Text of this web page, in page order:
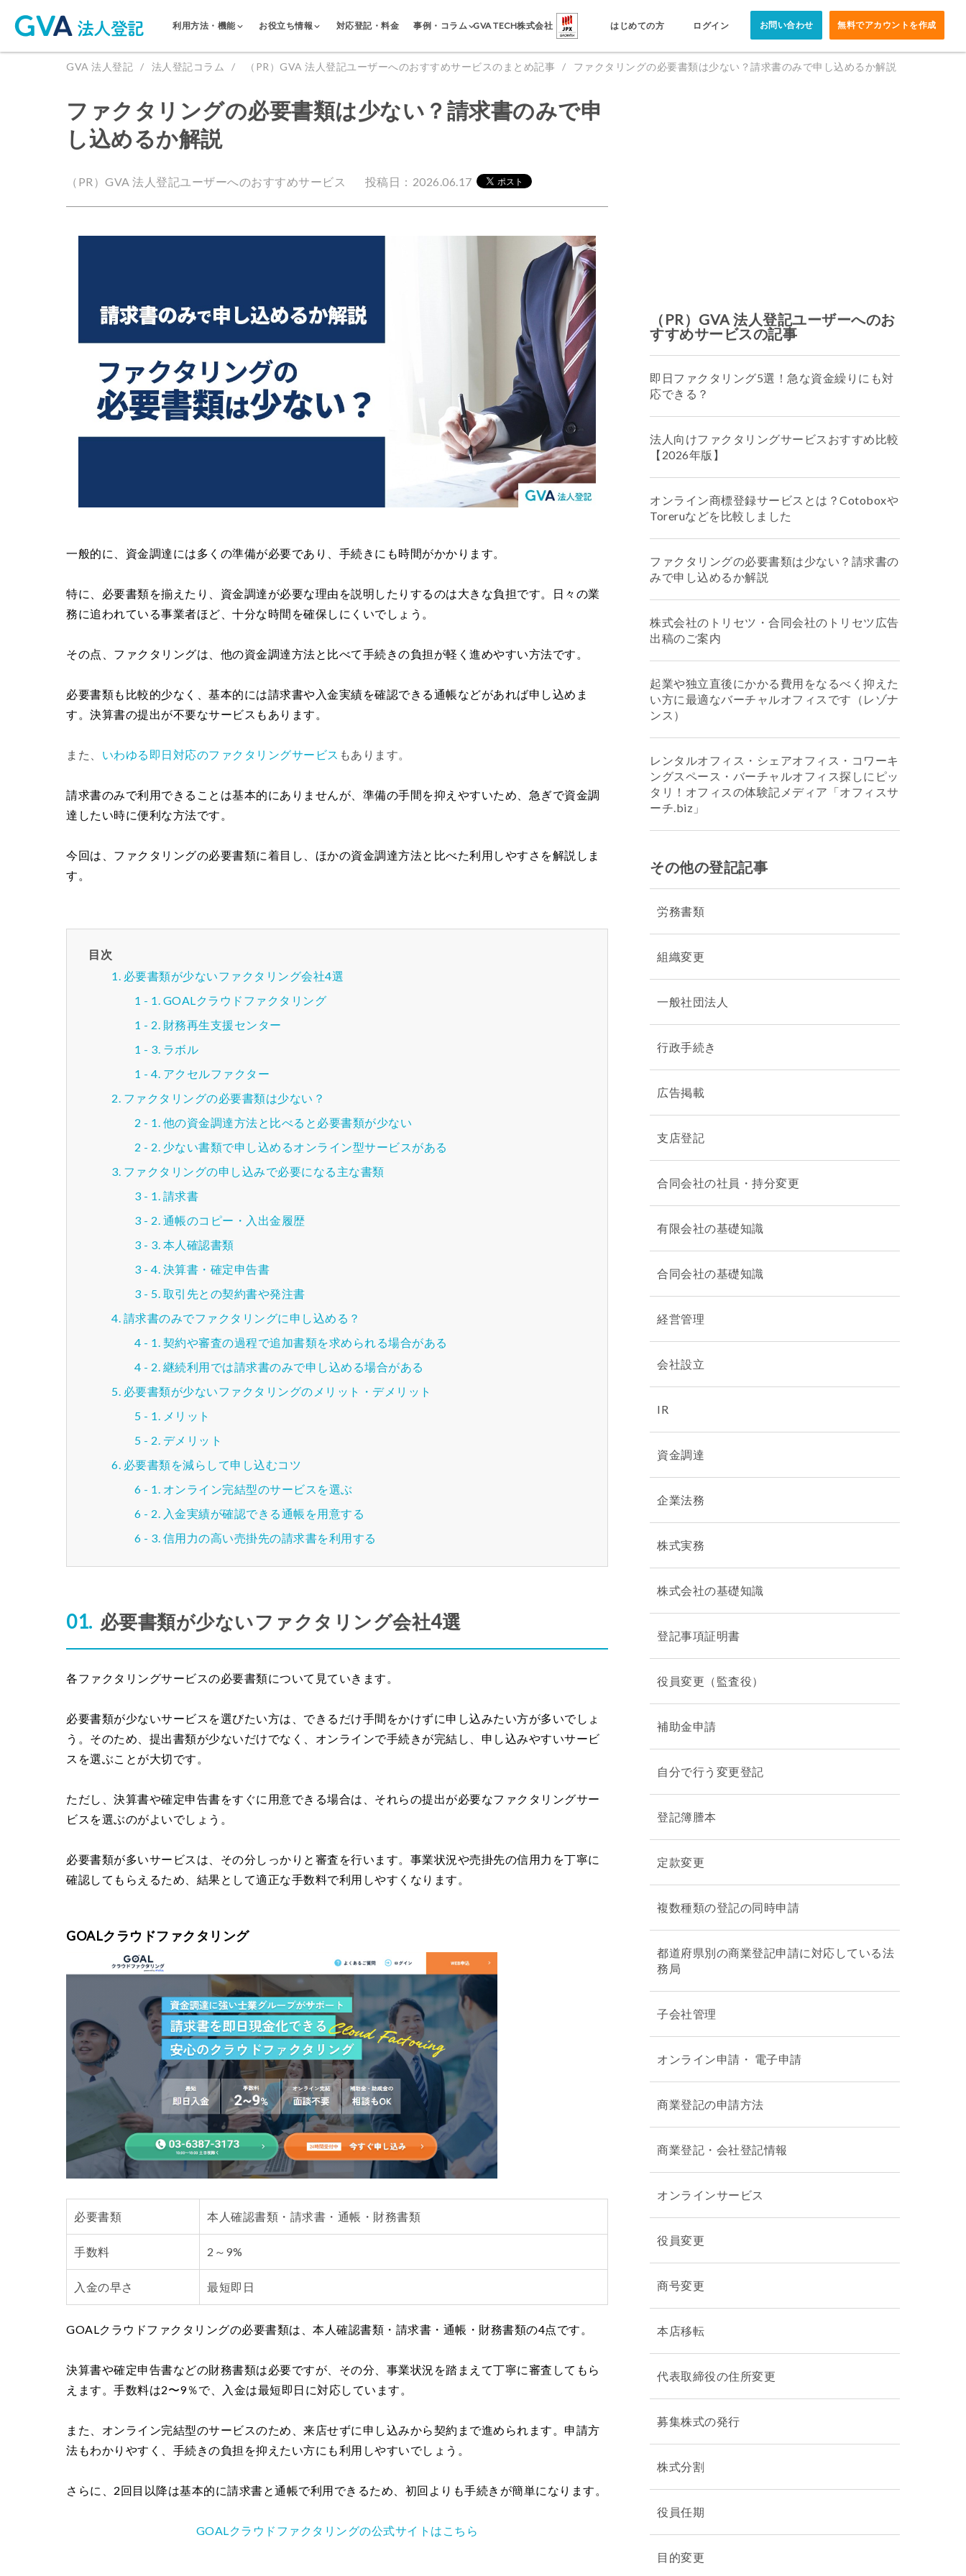
利用方法・機能 お役立ち情報 対応登記・料金 事例・コラム GVA TECH株式会社 はじめての方 ログイン お問い合わせ 無料でアカウントを作成
GVA 法人登記 法人登記コラム （PR）GVA 法人登記ユーザーへのおすすめサービスのまとめ記事 ファクタリングの必要書類は少ない？請求書のみで申し込めるか解説
ファクタリングの必要書類は少ない？請求書のみで申
し込めるか解説
（PR）GVA 法人登記ユーザーへのおすすめサービス 投稿日：2026.06.17
一般的に、資金調達には多くの準備が必要であり、手続きにも時間がかかります。
特に、必要書類を揃えたり、資金調達が必要な理由を説明したりするのは大きな負担です。日々の業
務に追われている事業者ほど、十分な時間を確保しにくいでしょう。
その点、ファクタリングは、他の資金調達方法と比べて手続きの負担が軽く進めやすい方法です。
必要書類も比較的少なく、基本的には請求書や入金実績を確認できる通帳などがあれば申し込めま
す。決算書の提出が不要なサービスもあります。
また、 いわゆる即日対応のファクタリングサービス もあります。
請求書のみで利用できることは基本的にありませんが、準備の手間を抑えやすいため、急ぎで資金調
達したい時に便利な方法です。
今回は、ファクタリングの必要書類に着目し、ほかの資金調達方法と比べた利用しやすさを解説しま
す。
目次
必要書類が少ないファクタリング会社4選
GOALクラウドファクタリング
財務再生支援センター
ラボル
アクセルファクター
ファクタリングの必要書類は少ない？
他の資金調達方法と比べると必要書類が少ない
少ない書類で申し込めるオンライン型サービスがある
ファクタリングの申し込みで必要になる主な書類
請求書
通帳のコピー・入出金履歴
本人確認書類
決算書・確定申告書
取引先との契約書や発注書
請求書のみでファクタリングに申し込める？
契約や審査の過程で追加書類を求められる場合がある
継続利用では請求書のみで申し込める場合がある
必要書類が少ないファクタリングのメリット・デメリット
メリット
デメリット
必要書類を減らして申し込むコツ
オンライン完結型のサービスを選ぶ
入金実績が確認できる通帳を用意する
信用力の高い売掛先の請求書を利用する
必要書類が少ないファクタリング会社4選
各ファクタリングサービスの必要書類について見ていきます。
必要書類が少ないサービスを選びたい方は、できるだけ手間をかけずに申し込みたい方が多いでしょ
う。そのため、提出書類が少ないだけでなく、オンラインで手続きが完結し、申し込みやすいサービ
スを選ぶことが大切です。
ただし、決算書や確定申告書をすぐに用意できる場合は、それらの提出が必要なファクタリングサー
ビスを選ぶのがよいでしょう。
必要書類が多いサービスは、その分しっかりと審査を行います。事業状況や売掛先の信用力を丁寧に
確認してもらえるため、結果として適正な手数料で利用しやすくなります。
GOALクラウドファクタリング
必要書類 本人確認書類・請求書・通帳・財務書類
手数料 2～9%
入金の早さ 最短即日
GOALクラウドファクタリングの必要書類は、本人確認書類・請求書・通帳・財務書類の4点です。
決算書や確定申告書などの財務書類は必要ですが、その分、事業状況を踏まえて丁寧に審査してもら
えます。手数料は2〜9％で、入金は最短即日に対応しています。
また、オンライン完結型のサービスのため、来店せずに申し込みから契約まで進められます。申請方
法もわかりやすく、手続きの負担を抑えたい方にも利用しやすいでしょう。
さらに、2回目以降は基本的に請求書と通帳で利用できるため、初回よりも手続きが簡単になります。
GOALクラウドファクタリングの公式サイトはこちら
（PR）GVA 法人登記ユーザーへのお
すすめサービスの記事
即日ファクタリング5選！急な資金繰りにも対
応できる？
法人向けファクタリングサービスおすすめ比較
【2026年版】
オンライン商標登録サービスとは？Cotoboxや
Toreruなどを比較しました
ファクタリングの必要書類は少ない？請求書の
みで申し込めるか解説
株式会社のトリセツ・合同会社のトリセツ広告
出稿のご案内
起業や独立直後にかかる費用をなるべく抑えた
い方に最適なバーチャルオフィスです（レゾナ
ンス）
レンタルオフィス・シェアオフィス・コワーキ
ングスペース・バーチャルオフィス探しにピッ
タリ！オフィスの体験記メディア「オフィスサ
ーチ.biz」
その他の登記記事
労務書類
組織変更
一般社団法人
行政手続き
広告掲載
支店登記
合同会社の社員・持分変更
有限会社の基礎知識
合同会社の基礎知識
経営管理
会社設立
IR
資金調達
企業法務
株式実務
株式会社の基礎知識
登記事項証明書
役員変更（監査役）
補助金申請
自分で行う変更登記
登記簿謄本
定款変更
複数種類の登記の同時申請
都道府県別の商業登記申請に対応している法
務局
子会社管理
オンライン申請・ 電子申請
商業登記の申請方法
商業登記・会社登記情報
オンラインサービス
役員変更
商号変更
本店移転
代表取締役の住所変更
募集株式の発行
株式分割
役員任期
目的変更